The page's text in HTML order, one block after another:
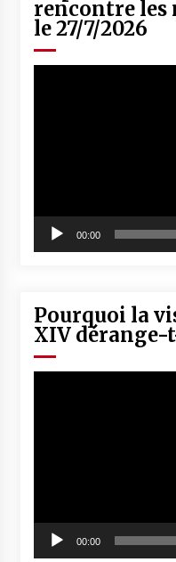
rencontre les
le 27/7/2026
00:00
Pourquoi la
XIV dérange-
00:00